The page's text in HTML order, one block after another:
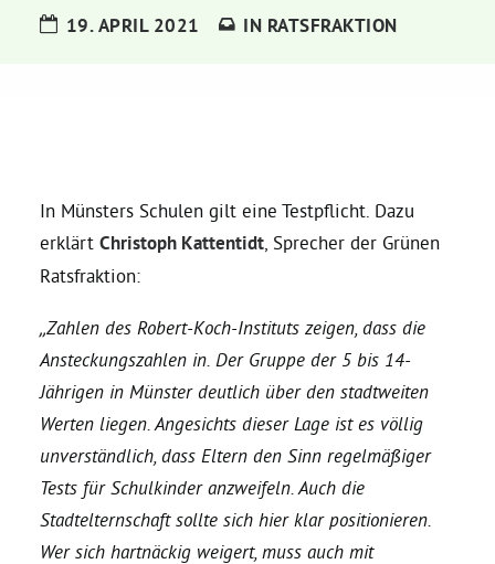
Sylvia Rietenberg, MdB
Robin Korte, MdL
Daniel Freund, MdEP
Delegierte
Grüne im Rathaus
Ratsfraktion
19. APRIL 2021 IN RATSFRAKTION
In Münsters Schulen gilt eine Testpflicht. Dazu
erklärt Christoph Kattentidt , Sprecher der Grünen
Ratsfraktion:
„Zahlen des Robert-Koch-Instituts zeigen, dass die
Ansteckungszahlen in. Der Gruppe der 5 bis 14-
Jährigen in Münster deutlich über den stadtweiten
Werten liegen. Angesichts dieser Lage ist es völlig
unverständlich, dass Eltern den Sinn regelmäßiger
Tests für Schulkinder anzweifeln. Auch die
Stadtelternschaft sollte sich hier klar positionieren.
Wer sich hartnäckig weigert, muss auch mit